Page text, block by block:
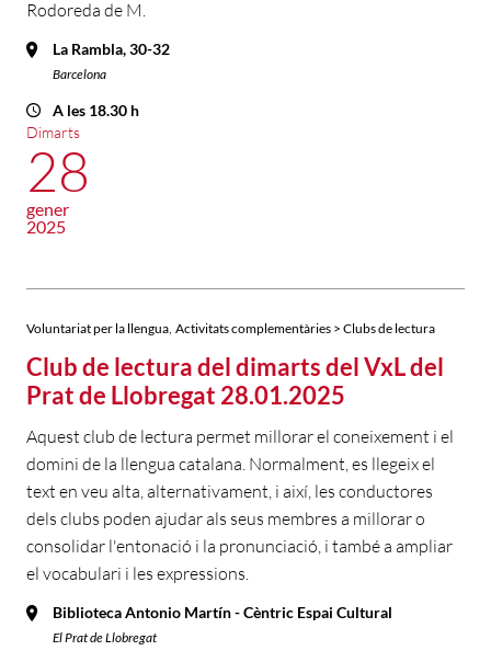
Rodoreda de M.
La Rambla, 30-32
Barcelona
A les 18.30 h
Dimarts
28
gener
2025
Voluntariat per la llengua Activitats complementàries > Clubs de lectura
Club de lectura del dimarts del VxL del
Prat de Llobregat 28.01.2025
Aquest club de lectura permet millorar el coneixement i el
domini de la llengua catalana. Normalment, es llegeix el
text en veu alta, alternativament, i així, les conductores
dels clubs poden ajudar als seus membres a millorar o
consolidar l'entonació i la pronunciació, i també a ampliar
el vocabulari i les expressions.
Biblioteca Antonio Martín - Cèntric Espai Cultural
El Prat de Llobregat